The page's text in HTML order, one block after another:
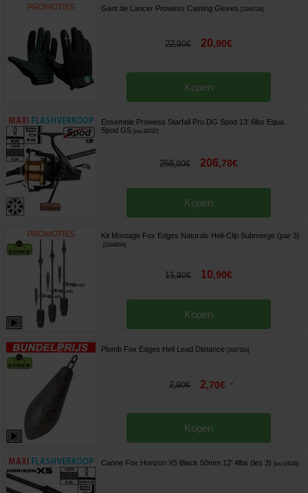
Gant de Lancer Prowess Casting Gloves 234472A]
22,90€ 20,90€
Kopen
Ensemble Prowess Starfall Pro DG Spod 13' 6lbs Equa
Spod GS [esc18237]
258,90€ 206,78€
Kopen
Kit Montage Fox Edges Naturals Heli-Clip Submerge (par 3)
234480A]
11,90€ 10,90€
Kopen
Plomb Fox Edges Heli Lead Distance 208711A]
2,90€ 2,70€ *
Kopen
Canne Fox Horizon X5 Black 50mm 12' 4lbs (les 3) [esc18035]